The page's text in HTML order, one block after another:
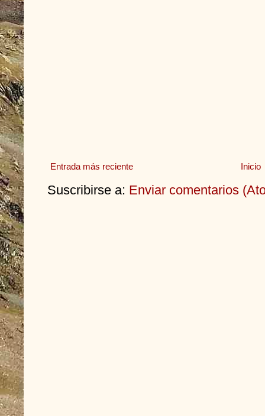
Entrada más reciente Inicio
Suscribirse a: Enviar comentarios